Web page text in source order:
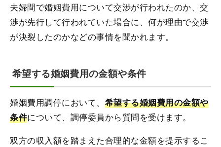
夫婦間で婚姻費用について交渉が行われたのか、交
渉が先行して行われていた場合に、何が理由で交渉
が決裂したのかなどの事情を聞かれます。
希望する婚姻費用の金額や条件
婚姻費用調停において、 希望する婚姻費用の金額や
条件について、調停委員から質問を受けます。
双方の収入額を踏まえた合理的な金額を提示するこ